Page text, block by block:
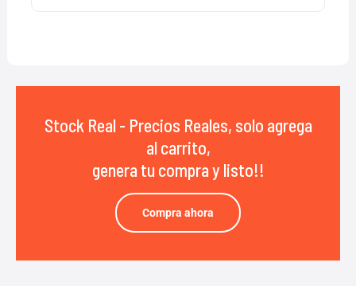
Stock Real - Precios Reales, solo agrega
al carrito,
genera tu compra y listo!!
Compra ahora